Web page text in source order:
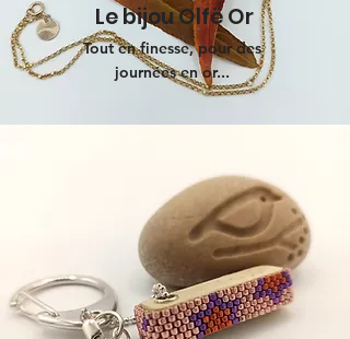
Le bijou Olfë Or
Tout en finesse, pour des
journées en or...